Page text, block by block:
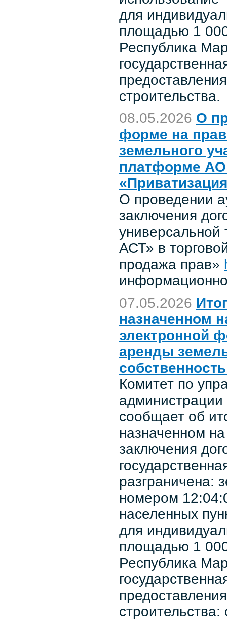
для
площадью 1
Республика
строительства.
08.05.2026 О
форме на
земельного
платформе АО
О проведении
заключения
АСТ» в
продажа прав»
07.05.2026
назначенном
электронной
аренды
Комитет по
администрации
сообщает об
назначенном
заключения
разграничена:
номером
населенных
для
площадью 1
Республика